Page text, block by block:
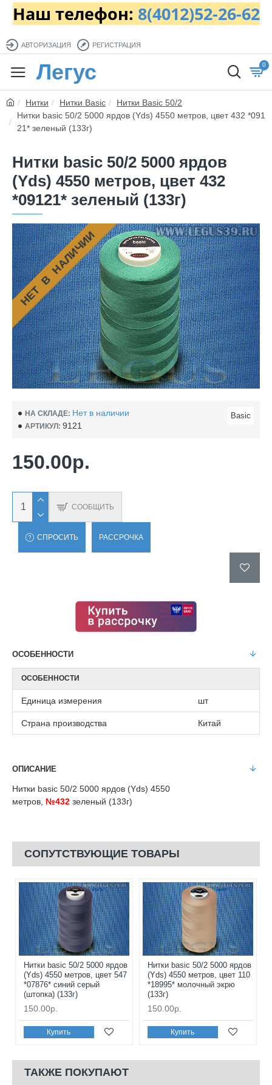
Наш телефон: 8(4012)52-26-62
АВТОРИЗАЦИЯ РЕГИСТРАЦИЯ
Легус 0
Нитки Нитки Basic
Нитки Basic 50/2
Нитки basic 50/2 5000 ярдов (Yds) 4550 метров, цвет 432 *091
21* зеленый (133г)
Нитки basic 50/2 5000 ярдов
(Yds) 4550 метров, цвет 432
*09121* зеленый (133г)
НЕТ В НАЛИЧИИ
НА СКЛАДЕ: Нет в наличии
АРТИКУЛ: 9121
Basic
150.00р.
СООБЩИТЬ
СПРОСИТЬ РАССРОЧКА
ОСОБЕННОСТИ
ОСОБЕННОСТИ
Единица измерения шт
Страна производства Китай
ОПИСАНИЕ
Нитки basic 50/2 5000 ярдов (Yds) 4550
метров, №432 зеленый (133г)
СОПУТСТВУЮЩИЕ ТОВАРЫ
Нитки basic 50/2 5000 ярдов
(Yds) 4550 метров, цвет 547
*07876* синий серый
(штопка) (133г)
150.00р.
Купить
Нитки basic 50/2 5000 ярдов
(Yds) 4550 метров, цвет 110
*18995* молочный экрю
(133г)
150.00р.
Купить
ТАКЖЕ ПОКУПАЮТ